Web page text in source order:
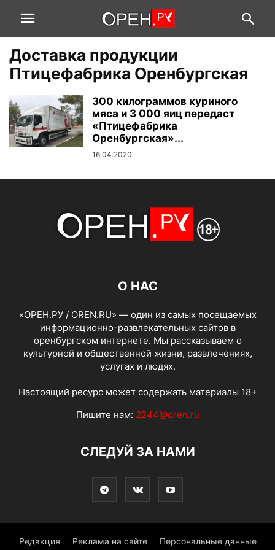
Доставка продукции
Птицефабрика Оренбургская
300 килограммов куриного
мяса и 3 000 яиц передаст
«Птицефабрика
Оренбургская»...
16.04.2020
О НАС
«ОРЕН.РУ / OREN.RU» — один из самых посещаемых
информационно-развлекательных сайтов в
оренбургском интернете. Мы рассказываем о
культурной и общественной жизни, развлечениях,
услугах и людях.
Настоящий ресурс может содержать материалы 18+
Пишите нам: 2244@oren.ru
СЛЕДУЙ ЗА НАМИ
Редакция Реклама на сайте Персональные данные